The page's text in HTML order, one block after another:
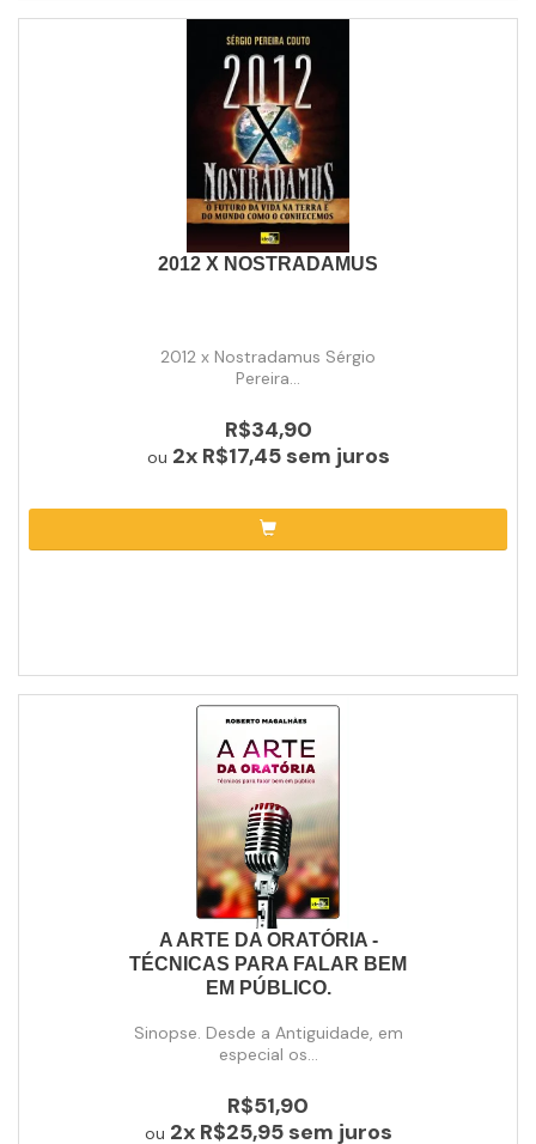
2012 X NOSTRADAMUS
2012 x Nostradamus Sérgio
Pereira...
R$34,90
ou 2x R$17,45sem juros
A ARTE DA ORATÓRIA -
TÉCNICAS PARA FALAR BEM
EM PÚBLICO.
Sinopse. Desde a Antiguidade, em
especial os...
R$51,90
ou 2x R$25,95sem juros